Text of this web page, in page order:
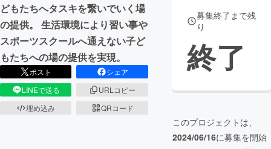
どもたちへタスキを繋いでいく場
の提供。 生活環境により習い事や
スポーツスクールへ通えない子ど
もたちへの場の提供を実現。
ポスト
シェア
LINEで送る
URLコピー
埋め込み
QRコード
募集終了まで残
り
終了
このプロジェクトは、
2024/06/16に募集を開始